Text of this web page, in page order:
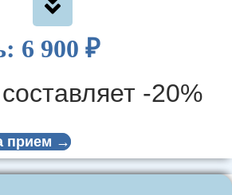
сустава ( одна
6 900 ₽
-20%
прием →